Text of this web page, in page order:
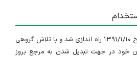
سایت ایران استخدام در تاریخ ۱۳۹۱/۱/۱۰ راه اندازی شد و با تلاش گروهی
خود در جهت تبدیل شدن به مرجع بروز